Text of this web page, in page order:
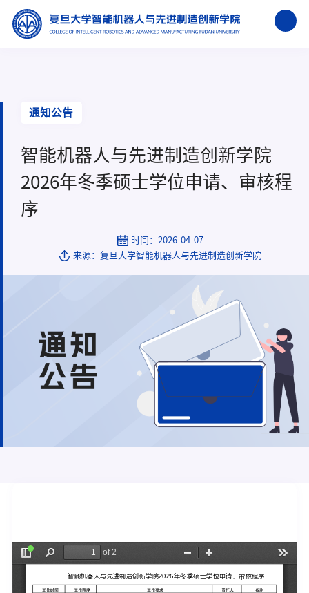
通知公告
智能机器人与先进制造创新学院
2026年冬季硕士学位申请、审核程
序
时间：2026-04-07
来源：复旦大学智能机器人与先进制造创新学院